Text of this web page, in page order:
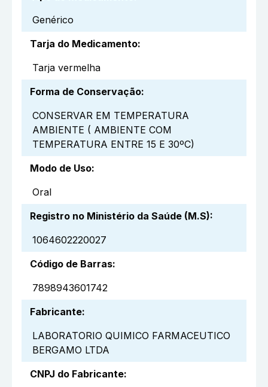
Genérico
Tarja do Medicamento:
Tarja vermelha
Forma de Conservação:
CONSERVAR EM TEMPERATURA
AMBIENTE ( AMBIENTE COM
TEMPERATURA ENTRE 15 E 30ºC)
Modo de Uso:
Oral
Registro no Ministério da Saúde (M.S):
1064602220027
Código de Barras:
7898943601742
Fabricante:
LABORATORIO QUIMICO FARMACEUTICO
BERGAMO LTDA
CNPJ do Fabricante: